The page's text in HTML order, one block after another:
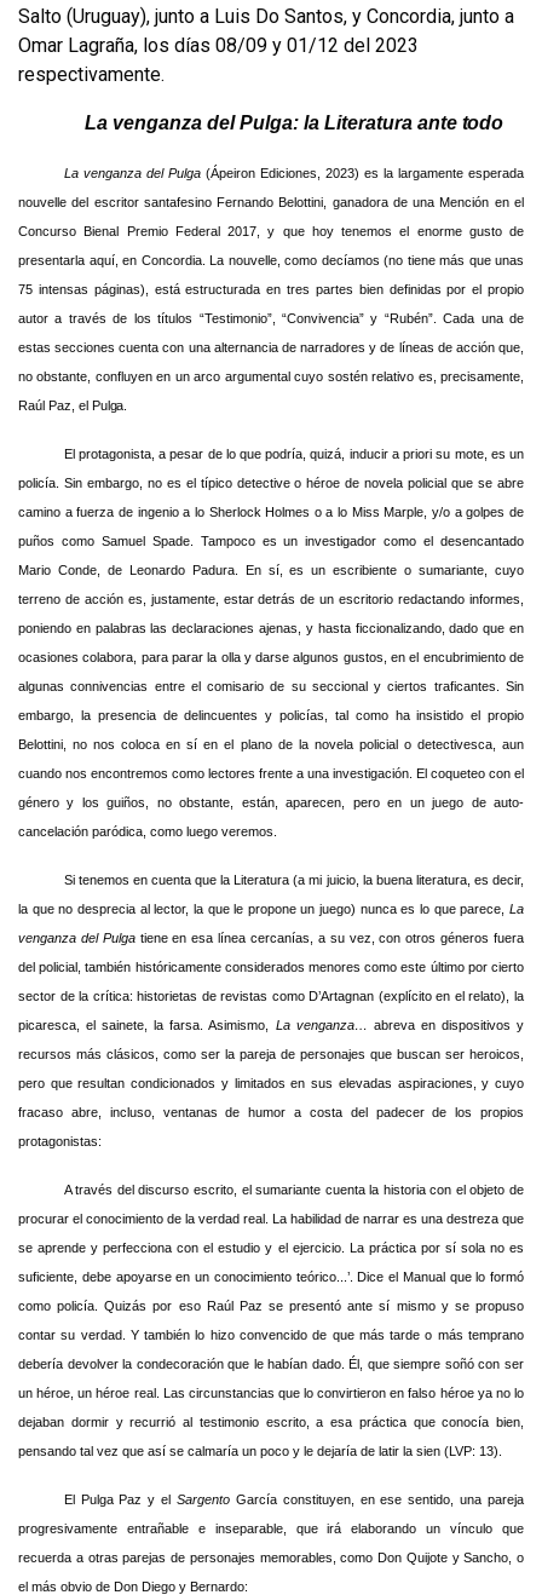
Salto (Uruguay), junto a Luis Do Santos, y Concordia, junto a
Omar Lagraña, los días 08/09 y 01/12 del 2023
respectivamente.
La venganza del Pulga: la Literatura antetodo
La venganza del Pulga (Ápeiron Ediciones, 2023) es la largamente esperada
nouvelle del escritor santafesino Fernando Belottini, ganadora de una Mención en el
Concurso Bienal Premio Federal 2017, y que hoy tenemos el enorme gusto de
presentarla aquí, en Concordia. La nouvelle, como decíamos (no tiene más que unas
75 intensas páginas), está estructurada en tres partes bien definidas por el propio
autor a través de los títulos “Testimonio”, “Convivencia” y “Rubén”. Cada una de
estas secciones cuenta con una alternancia de narradores y de líneas de acción que,
no obstante, confluyen en un arco argumental cuyo sostén relativo es, precisamente,
Raúl Paz, el Pulga.
El protagonista, a pesar de lo que podría, quizá, inducir a priori su mote, es un
policía. Sin embargo, no es el típico detective o héroe de novela policial que se abre
camino a fuerza de ingenio a lo Sherlock Holmes o a lo Miss Marple, y/o a golpes de
puños como Samuel Spade. Tampoco es un investigador como el desencantado
Mario Conde, de Leonardo Padura. En sí, es un escribiente o sumariante, cuyo
terreno de acción es, justamente, estar detrás de un escritorio redactando informes,
poniendo en palabras las declaraciones ajenas, y hasta ficcionalizando, dado que en
ocasiones colabora, para parar la olla y darse algunos gustos, en el encubrimiento de
algunas connivencias entre el comisario de su seccional y ciertos traficantes. Sin
embargo, la presencia de delincuentes y policías, tal como ha insistido el propio
Belottini, no nos coloca en sí en el plano de la novela policial o detectivesca, aun
cuando nos encontremos como lectores frente a una investigación. El coqueteo con el
género y los guiños, no obstante, están, aparecen, pero en un juego de auto-
cancelación paródica, como luego veremos.
Si tenemos en cuenta que la Literatura (a mi juicio, la buena literatura, es decir,
la que no desprecia al lector, la que le propone un juego) nunca es lo que parece, La
venganza del Pulga tiene en esa línea cercanías, a su vez, con otros géneros fuera
del policial, también históricamente considerados menores como este último por cierto
sector de la crítica: historietas de revistas como D’Artagnan (explícito en el relato), la
picaresca, el sainete, la farsa. Asimismo, La venganza… abreva en dispositivos y
recursos más clásicos, como ser la pareja de personajes que buscan ser heroicos,
pero que resultan condicionados y limitados en sus elevadas aspiraciones, y cuyo
fracaso abre, incluso, ventanas de humor a costa del padecer de los propios
protagonistas:
A través del discurso escrito, el sumariante cuenta la historia con el objeto de
procurar el conocimiento de la verdad real. La habilidad de narrar es una destreza que
se aprende y perfecciona con el estudio y el ejercicio. La práctica por sí sola no es
suficiente, debe apoyarse en un conocimiento teórico...’. Dice el Manual que lo formó
como policía. Quizás por eso Raúl Paz se presentó ante sí mismo y se propuso
contar su verdad. Y también lo hizo convencido de que más tarde o más temprano
debería devolver la condecoración que le habían dado. Él, que siempre soñó con ser
un héroe, un héroe real. Las circunstancias que lo convirtieron en falso héroe ya no lo
dejaban dormir y recurrió al testimonio escrito, a esa práctica que conocía bien,
pensando tal vez que así se calmaría un poco y le dejaría de latir la sien (LVP: 13).
El Pulga Paz y elSargento García constituyen, en ese sentido, una pareja
progresivamente entrañable e inseparable, que irá elaborando un vínculo que
recuerda a otras parejas de personajes memorables, como Don Quijote y Sancho, o
el más obvio de Don Diego y Bernardo: